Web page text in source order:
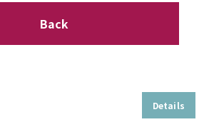
Back
Details